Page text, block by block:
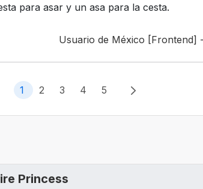
para asar y un asa para la cesta.
Usuario de México [Frontend] -
1 2 3 4 5
Princess